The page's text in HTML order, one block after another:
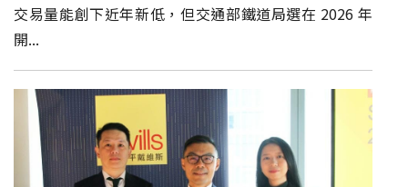
交易量能創下近年新低，但交通部鐵道局選在 2026 年
開...